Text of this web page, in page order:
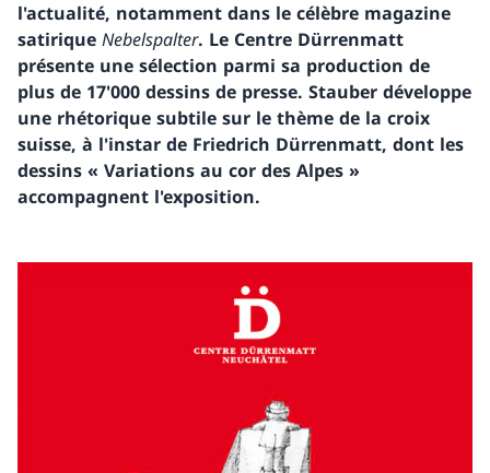
l'actualité, notamment dans le célèbre magazine
satirique Nebelspalter. Le Centre Dürrenmatt
présente une sélection parmi sa production de
plus de 17'000 dessins de presse. Stauber développe
une rhétorique subtile sur le thème de la croix
suisse, à l'instar de Friedrich Dürrenmatt, dont les
dessins « Variations au cor des Alpes »
accompagnent l'exposition.